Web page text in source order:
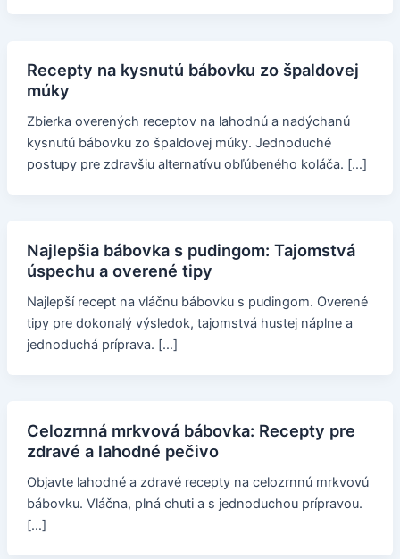
Recepty na kysnutú bábovku zo špaldovej
múky
Zbierka overených receptov na lahodnú a nadýchanú
kysnutú bábovku zo špaldovej múky. Jednoduché
postupy pre zdravšiu alternatívu obľúbeného koláča. […]
Najlepšia bábovka s pudingom: Tajomstvá
úspechu a overené tipy
Najlepší recept na vláčnu bábovku s pudingom. Overené
tipy pre dokonalý výsledok, tajomstvá hustej náplne a
jednoduchá príprava. […]
Celozrnná mrkvová bábovka: Recepty pre
zdravé a lahodné pečivo
Objavte lahodné a zdravé recepty na celozrnnú mrkvovú
bábovku. Vláčna, plná chuti a s jednoduchou prípravou.
[…]